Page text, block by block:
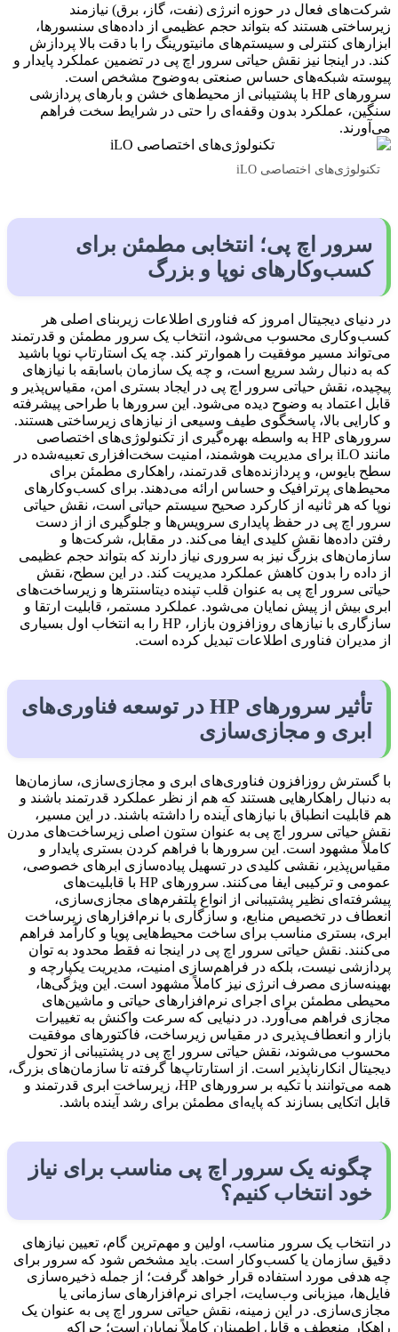
شرکت‌های فعال در حوزه انرژی (نفت، گاز، برق) نیازمند
زیرساختی هستند که بتواند حجم عظیمی از داده‌های سنسورها،
ابزارهای کنترلی و سیستم‌های مانیتورینگ را با دقت بالا پردازش
کند. در اینجا نیز نقش حیاتی سرور اچ پی در تضمین عملکرد پایدار و
پیوسته شبکه‌های حساس صنعتی به‌وضوح مشخص است.
سرورهای HP با پشتیبانی از محیط‌های خشن و بارهای پردازشی
سنگین، عملکرد بدون وقفه‌ای را حتی در شرایط سخت فراهم
می‌آورند.
تکنولوژی‌های اختصاصی iLO
سرور اچ پی؛ انتخابی مطمئن برای
کسب‌وکارهای نوپا و بزرگ
در دنیای دیجیتال امروز که فناوری اطلاعات زیربنای اصلی هر
کسب‌وکاری محسوب می‌شود، انتخاب یک سرور مطمئن و قدرتمند
می‌تواند مسیر موفقیت را هموارتر کند. چه یک استارتاپ نوپا باشید
که به دنبال رشد سریع است، و چه یک سازمان باسابقه با نیازهای
پیچیده، نقش حیاتی سرور اچ پی در ایجاد بستری امن، مقیاس‌پذیر و
قابل اعتماد به وضوح دیده می‌شود. این سرورها با طراحی پیشرفته
و کارایی بالا، پاسخگوی طیف وسیعی از نیازهای زیرساختی هستند.
سرورهای HP به واسطه بهره‌گیری از تکنولوژی‌های اختصاصی
مانند iLO برای مدیریت هوشمند، امنیت سخت‌افزاری تعبیه‌شده در
سطح بایوس، و پردازنده‌های قدرتمند، راهکاری مطمئن برای
محیط‌های پرترافیک و حساس ارائه می‌دهند. برای کسب‌وکارهای
نوپا که هر ثانیه از کارکرد صحیح سیستم حیاتی است، نقش حیاتی
سرور اچ پی در حفظ پایداری سرویس‌ها و جلوگیری از از دست
رفتن داده‌ها نقش کلیدی ایفا می‌کند. در مقابل، شرکت‌ها و
سازمان‌های بزرگ نیز به سروری نیاز دارند که بتواند حجم عظیمی
از داده را بدون کاهش عملکرد مدیریت کند. در این سطح، نقش
حیاتی سرور اچ پی به عنوان قلب تپنده دیتاسنترها و زیرساخت‌های
ابری بیش از پیش نمایان می‌شود. عملکرد مستمر، قابلیت ارتقا و
سازگاری با نیازهای روزافزون بازار، HP را به انتخاب اول بسیاری
از مدیران فناوری اطلاعات تبدیل کرده است.
تأثیر سرورهای HP در توسعه فناوری‌های
ابری و مجازی‌سازی
با گسترش روزافزون فناوری‌های ابری و مجازی‌سازی، سازمان‌ها
به دنبال راهکارهایی هستند که هم از نظر عملکرد قدرتمند باشند و
هم قابلیت انطباق با نیازهای آینده را داشته باشند. در این مسیر،
نقش حیاتی سرور اچ پی به عنوان ستون اصلی زیرساخت‌های مدرن
کاملاً مشهود است. این سرورها با فراهم کردن بستری پایدار و
مقیاس‌پذیر، نقشی کلیدی در تسهیل پیاده‌سازی ابرهای خصوصی،
عمومی و ترکیبی ایفا می‌کنند. سرورهای HP با قابلیت‌های
پیشرفته‌ای نظیر پشتیبانی از انواع پلتفرم‌های مجازی‌سازی،
انعطاف در تخصیص منابع، و سازگاری با نرم‌افزارهای زیرساخت
ابری، بستری مناسب برای ساخت محیط‌هایی پویا و کارآمد فراهم
می‌کنند. نقش حیاتی سرور اچ پی در اینجا نه فقط محدود به توان
پردازشی نیست، بلکه در فراهم‌سازی امنیت، مدیریت یکپارچه و
بهینه‌سازی مصرف انرژی نیز کاملاً مشهود است. این ویژگی‌ها،
محیطی مطمئن برای اجرای نرم‌افزارهای حیاتی و ماشین‌های
مجازی فراهم می‌آورد. در دنیایی که سرعت واکنش به تغییرات
بازار و انعطاف‌پذیری در مقیاس زیرساخت، فاکتورهای موفقیت
محسوب می‌شوند، نقش حیاتی سرور اچ پی در پشتیبانی از تحول
دیجیتال انکارناپذیر است. از استارتاپ‌ها گرفته تا سازمان‌های بزرگ،
همه می‌توانند با تکیه بر سرورهای HP، زیرساخت ابری قدرتمند و
قابل اتکایی بسازند که پایه‌ای مطمئن برای رشد آینده باشد.
چگونه یک سرور اچ پی مناسب برای نیاز
خود انتخاب کنیم؟
در انتخاب یک سرور مناسب، اولین و مهم‌ترین گام، تعیین نیازهای
دقیق سازمان یا کسب‌وکار است. باید مشخص شود که سرور برای
چه هدفی مورد استفاده قرار خواهد گرفت؛ از جمله ذخیره‌سازی
فایل‌ها، میزبانی وب‌سایت، اجرای نرم‌افزارهای سازمانی یا
مجازی‌سازی. در این زمینه، نقش حیاتی سرور اچ پی به عنوان یک
راهکار منعطف و قابل اطمینان کاملاً نمایان است؛ چراکه